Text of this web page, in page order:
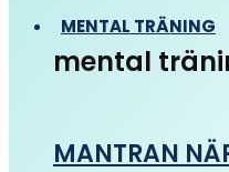
MENTAL TRÄNING
mental
MANTRAN